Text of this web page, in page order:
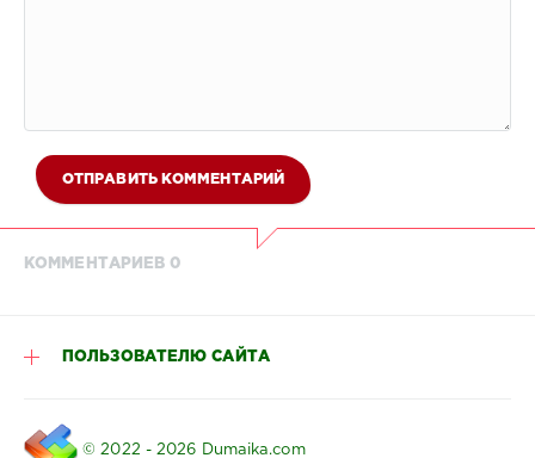
ОТПРАВИТЬ КОММЕНТАРИЙ
КОММЕНТАРИЕВ 0
ПОЛЬЗОВАТЕЛЮ САЙТА
© 2022 - 2026 Dumaika.com